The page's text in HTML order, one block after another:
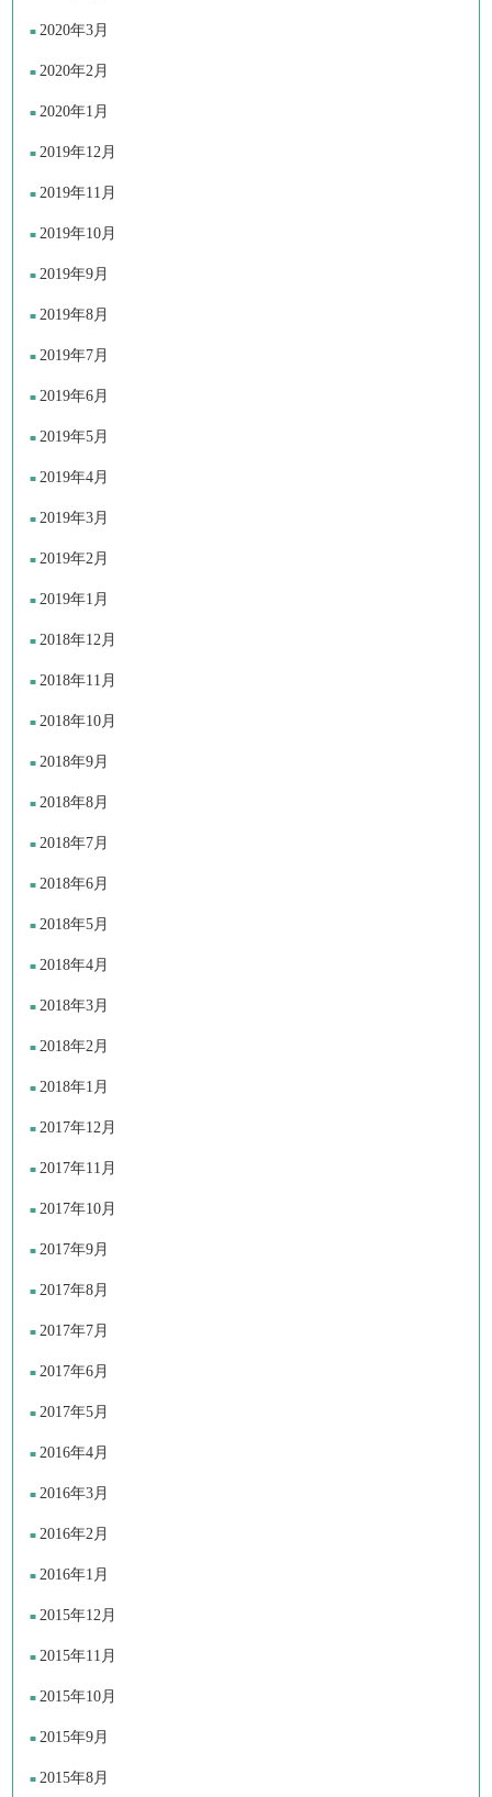
2020年3月
2020年2月
2020年1月
2019年12月
2019年11月
2019年10月
2019年9月
2019年8月
2019年7月
2019年6月
2019年5月
2019年4月
2019年3月
2019年2月
2019年1月
2018年12月
2018年11月
2018年10月
2018年9月
2018年8月
2018年7月
2018年6月
2018年5月
2018年4月
2018年3月
2018年2月
2018年1月
2017年12月
2017年11月
2017年10月
2017年9月
2017年8月
2017年7月
2017年6月
2017年5月
2016年4月
2016年3月
2016年2月
2016年1月
2015年12月
2015年11月
2015年10月
2015年9月
2015年8月